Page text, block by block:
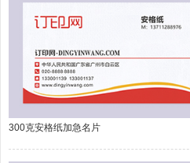
300克安格纸加急名片